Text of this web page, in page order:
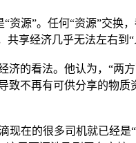
资源”。任何“资源”交
享经济几乎无法左右到“
的看法。他认为，“
不再有可供分享的物
现在的很多司机就已经